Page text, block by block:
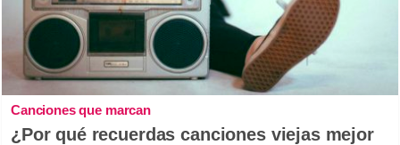
Canciones que marcan
¿Por qué recuerdas canciones viejas mejor